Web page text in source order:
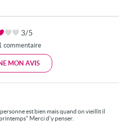
3/5
commentaire
MON AVIS
est bien mais quand on vieillit il
Merci d'y penser.